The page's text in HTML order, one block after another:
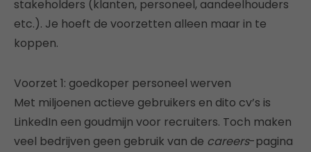
stakeholders (klanten, personeel, aandeelhouders
etc.). Je hoeft de voorzetten alleen maar in te
koppen.
Voorzet 1: goedkoper personeel werven
Met miljoenen actieve gebruikers en dito cv’s is
LinkedIn een goudmijn voor recruiters. Toch maken
veel bedrijven geen gebruik van de careers-pagina